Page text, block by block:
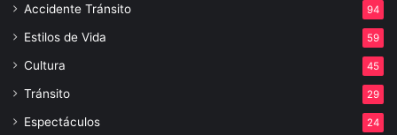
Accidente Tránsito 94
Estilos de Vida 59
Cultura 45
Tránsito 29
Espectáculos 24